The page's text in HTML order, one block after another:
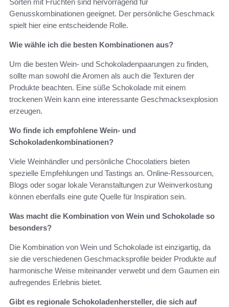
Sorten mit Früchten sind hervorragend für
Genusskombinationen geeignet. Der persönliche Geschmack
spielt hier eine entscheidende Rolle.
Wie wähle ich die besten Kombinationen aus?
Um die besten Wein- und Schokoladenpaarungen zu finden,
sollte man sowohl die Aromen als auch die Texturen der
Produkte beachten. Eine süße Schokolade mit einem
trockenen Wein kann eine interessante Geschmacksexplosion
erzeugen.
Wo finde ich empfohlene Wein- und
Schokoladenkombinationen?
Viele Weinhändler und persönliche Chocolatiers bieten
spezielle Empfehlungen und Tastings an. Online-Ressourcen,
Blogs oder sogar lokale Veranstaltungen zur Weinverkostung
können ebenfalls eine gute Quelle für Inspiration sein.
Was macht die Kombination von Wein und Schokolade so
besonders?
Die Kombination von Wein und Schokolade ist einzigartig, da
sie die verschiedenen Geschmacksprofile beider Produkte auf
harmonische Weise miteinander verwebt und dem Gaumen ein
aufregendes Erlebnis bietet.
Gibt es regionale Schokoladenhersteller, die sich auf